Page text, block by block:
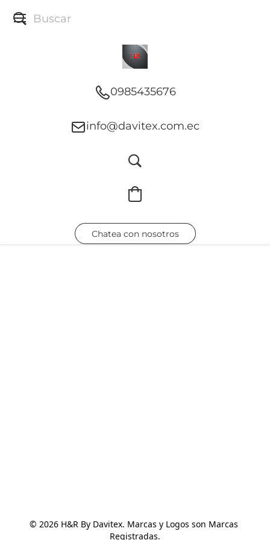
0985435676
info@davitex.com.ec
Chatea con nosotros
© 2026 H&R By Davitex. Marcas y Logos son Marcas
Registradas.